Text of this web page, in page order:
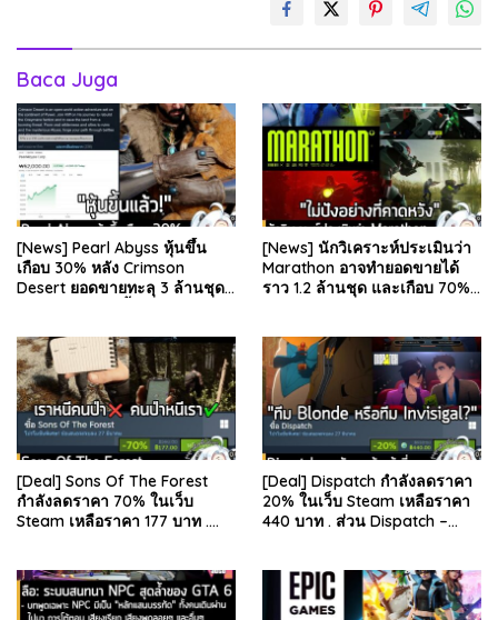
Baca Juga
[News] Pearl Abyss หุ้นขึ้น
เกือบ 30% หลัง Crimson
Desert ยอดขายทะลุ 3 ล้านชุด
[News] นักวิเคราะห์ประเมินว่า
Marathon อาจทำยอดขายได้
ราว 1.2 ล้านชุด และเกือบ 70%
[Deal] Sons Of The Forest
กำลังลดราคา 70% ในเว็บ
Steam เหลือราคา 177 บาท .
[Deal] Dispatch กำลังลดราคา
20% ในเว็บ Steam เหลือราคา
440 บาท . ส่วน Dispatch –